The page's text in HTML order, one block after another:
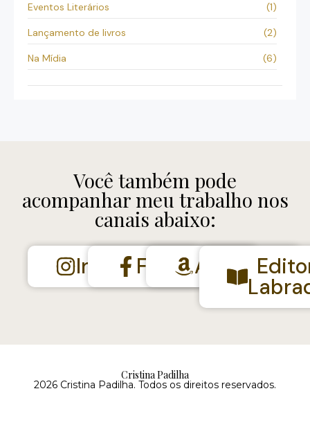
Eventos Literários (1)
Lançamento de livros (2)
Na Mídia (6)
Você também pode
acompanhar meu trabalho nos
canais abaixo:
InstagramFacebookAmazon
Cristina Padilha
2026 Cristina Padilha. Todos os direitos reservados.